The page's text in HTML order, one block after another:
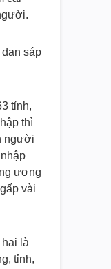
sáp
tỉnh,
thì
người
ương
vài
là
tỉnh,